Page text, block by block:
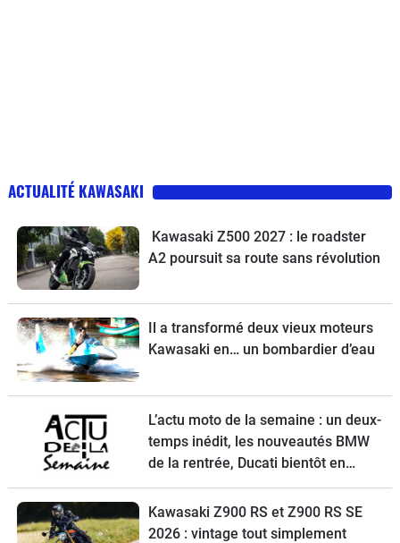
ACTUALITÉ KAWASAKI
Kawasaki Z500 2027 : le roadster
A2 poursuit sa route sans révolution
Il a transformé deux vieux moteurs
Kawasaki en… un bombardier d’eau
L’actu moto de la semaine : un deux-
temps inédit, les nouveautés BMW
de la rentrée, Ducati bientôt en
vente, une Vespa spéciale et la
Kawasaki Z900 RS à l’essai
Kawasaki Z900 RS et Z900 RS SE
2026 : vintage tout simplement